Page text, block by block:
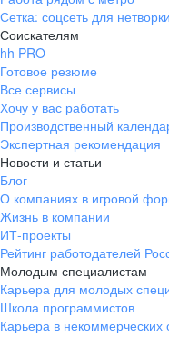
Сетка: соцсеть для
Соискателям
hh PRO
Готовое резюме
Все сервисы
Хочу у вас работать
Производственный
Экспертная рекомендация
Новости и статьи
Блог
О компаниях в игровой
Жизнь в компании
ИТ-проекты
Рейтинг работодателей
Молодым специалистам
Карьера для молодых
Школа программистов
Карьера в некоммерческих